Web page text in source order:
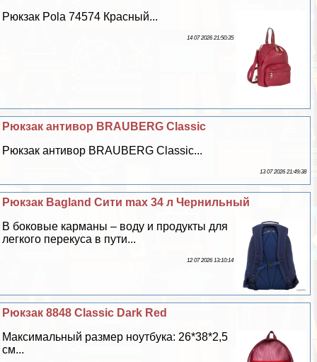
Рюкзак Pola 74574 Красный...
14 07 2026 21:50:35
Рюкзак антивор BRAUBERG Classic
Рюкзак антивор BRAUBERG Classic...
13 07 2026 21:49:38
Рюкзак Bagland Сити max 34 л Чернильный
В боковые карманы – воду и продукты для
легкого перекуса в пути...
12 07 2026 13:10:14
Рюкзак 8848 Classic Dark Red
Максимальный размер ноутбука: 26*38*2,5
см...